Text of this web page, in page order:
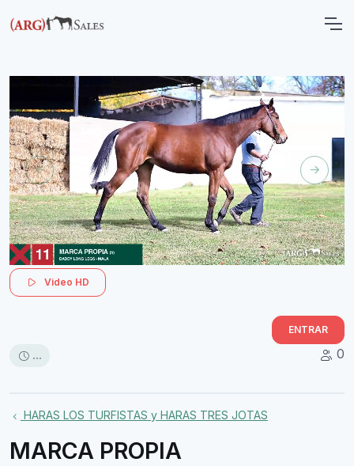
Video HD
ENTRAR
... 0
HARAS LOS TURFISTAS y HARAS TRES JOTAS
MARCA PROPIA